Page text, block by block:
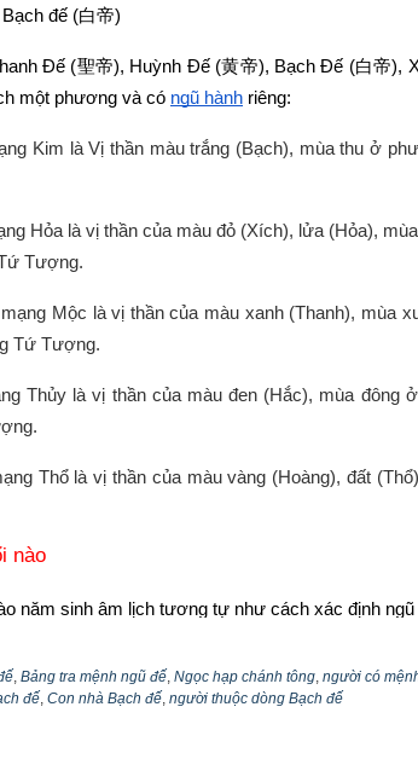
đế (白帝)
Đế (聖帝), Huỳnh Đế (黄帝), Bạch Đế (白帝),
một phương và có ngũ hành riêng:
Kim là Vị thần màu trắng (Bạch), mùa thu ở
Hỏa là vị thần của màu đỏ (Xích), lửa (Hỏa),
Tượng.
Mộc là vị thần của màu xanh (Thanh), mùa
Tứ Tượng.
Thủy là vị thần của màu đen (Hắc), mùa đông
Thổ là vị thần của màu vàng (Hoàng), đất
nào
năm sinh âm lịch tương tự như cách xác định ngũ
Ất Mùi, tuổi Nhâm Dần, tuổi Quý Mão , tuổi Canh
độc giả vui lòng xem bài viết “Bảng tra mệnh
, Bảng tra mệnh ngũ đế, Ngọc hạp chánh tông, người có
đế, Con nhà Bạch đế, người thuộc dòng Bạch đế